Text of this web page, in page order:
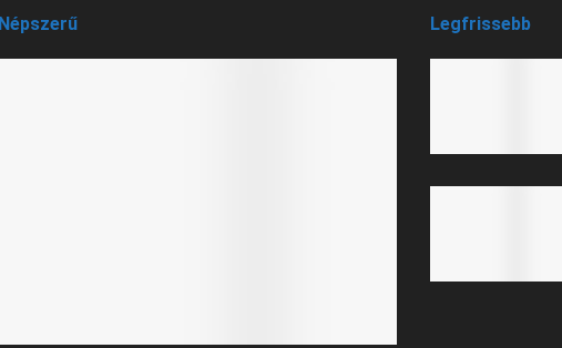
Népszerű Legfrissebb